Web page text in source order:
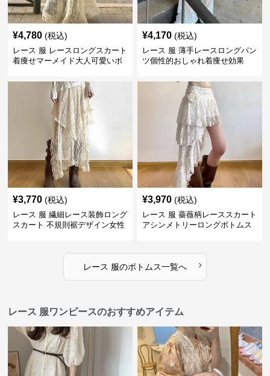
¥4,780 (税込)
レース 服 レースロングスカート
着痩せマーメイド大人可愛いボ
¥4,170 (税込)
レース 服 薄手レースロングパン
ツ個性的おしゃれ着痩せ効果
¥3,770 (税込)
レース 服 繊細レース装飾ロング
スカート 不規則裾デザイン女性
¥3,970 (税込)
レース 服 薔薇柄レーススカート
アシンメトリーロングボトムス
レース 服のボトムス一覧へ ›
レース 服ワンピースのおすすめアイテム